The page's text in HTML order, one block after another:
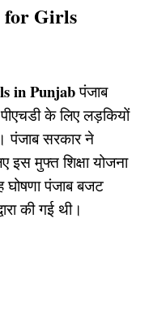
for Girls
in Punjabपंजाब
के लिए लड़कियों
पंजाब सरकार ने
इस मुफ्त शिक्षा योजना
घोषणा पंजाब बजट
की गई थी।